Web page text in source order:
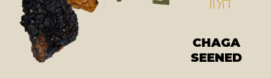
CHAGA
SEENED